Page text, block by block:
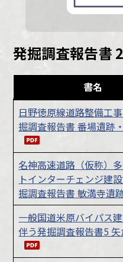
発掘調査報告書
書名
日野徳原線道路整備工
掘調査報告書 番場遺跡
名神高速道路（仮称）
トインターチェンジ建
掘調査報告書 敏満寺遺
一般国道米原バイパス
伴う発掘調査報告書5